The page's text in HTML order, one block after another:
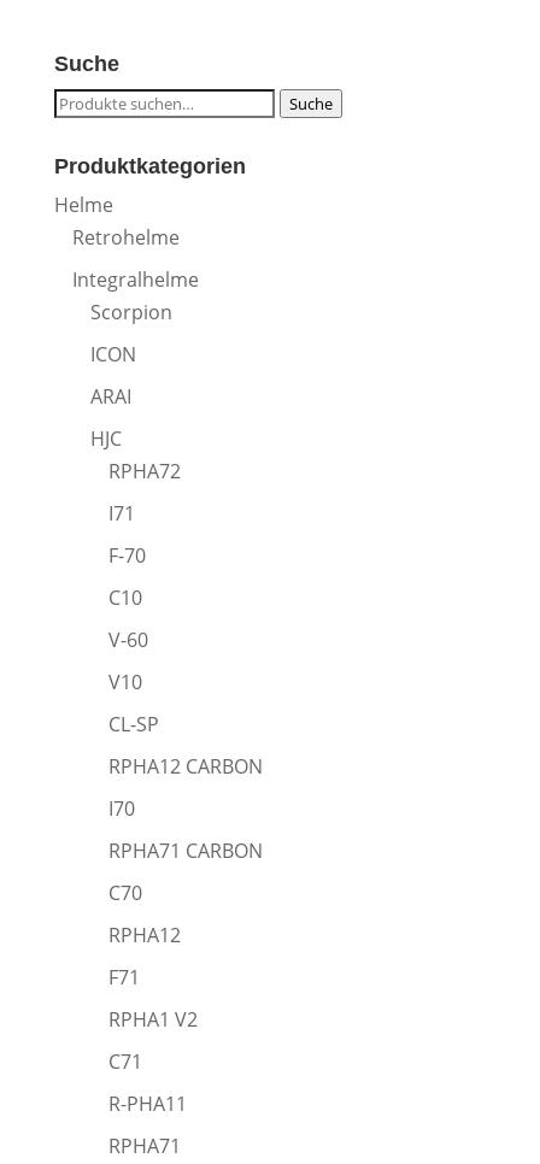
Suche
Suche
Suche
Produktkategorien
Helme
Retrohelme
Integralhelme
Scorpion
ICON
ARAI
HJC
RPHA72
I71
F-70
C10
V-60
V10
CL-SP
RPHA12 CARBON
I70
RPHA71 CARBON
C70
RPHA12
F71
RPHA1 V2
C71
R-PHA11
RPHA71